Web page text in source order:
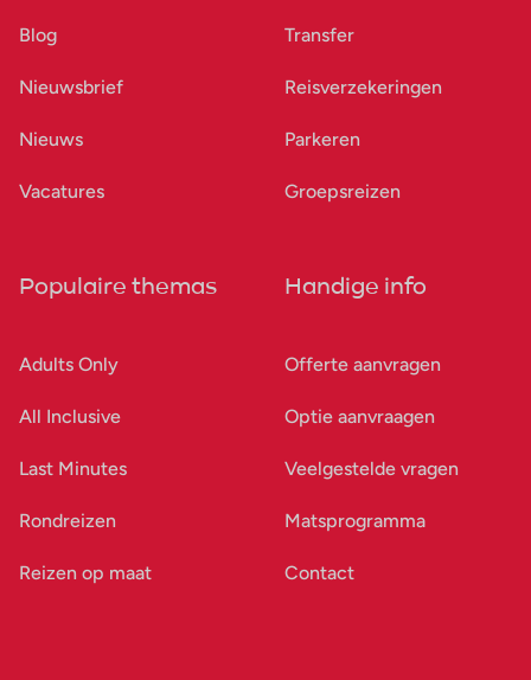
Blog
Nieuwsbrief
Nieuws
Vacatures
Transfer
Reisverzekeringen
Parkeren
Groepsreizen
Populaire themas
Adults Only
All Inclusive
Last Minutes
Rondreizen
Reizen op maat
Handige info
Offerte aanvragen
Optie aanvraagen
Veelgestelde vragen
Matsprogramma
Contact